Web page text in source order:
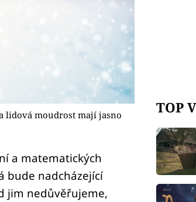
lidová moudrost mají jasno
a matematických
bude nadcházející
jim nedůvěřujeme,
TOP